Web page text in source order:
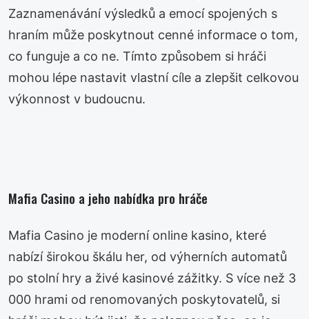
Zaznamenávání výsledků a emocí spojených s
hraním může poskytnout cenné informace o tom,
co funguje a co ne. Tímto způsobem si hráči
mohou lépe nastavit vlastní cíle a zlepšit celkovou
výkonnost v budoucnu.
Mafia Casino a jeho nabídka pro hráče
Mafia Casino je moderní online kasino, které
nabízí širokou škálu her, od výherních automatů
po stolní hry a živé kasinové zážitky. S více než 3
000 hrami od renomovaných poskytovatelů, si